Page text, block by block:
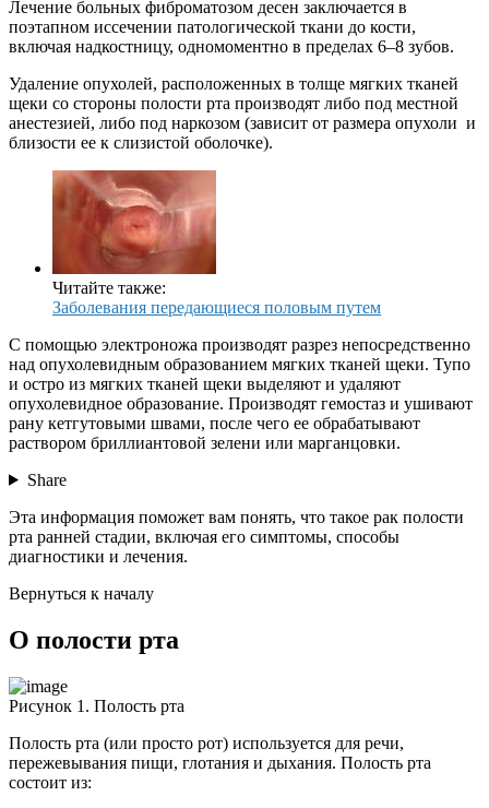
Лечение больных фиброматозом десен заключается в
поэтапном иссечении патологической ткани до кости,
включая надкостницу, одномоментно в пределах 6–8 зубов.
Удаление опухолей, расположенных в толще мягких тканей
щеки со стороны полости рта производят либо под местной
анестезией, либо под наркозом (зависит от размера опухоли и
близости ее к слизистой оболочке).
Читайте также:
Заболевания передающиеся половым путем
С помощью электроножа производят разрез непосредственно
над опухолевидным образованием мягких тканей щеки. Тупо
и остро из мягких тканей щеки выделяют и удаляют
опухолевидное образование. Производят гемостаз и ушивают
рану кетгутовыми швами, после чего ее обрабатывают
раствором бриллиантовой зелени или марганцовки.
Share
Эта информация поможет вам понять, что такое рак полости
рта ранней стадии, включая его симптомы, способы
диагностики и лечения.
Вернуться к началу
О полости рта
Рисунок 1. Полость рта
Полость рта (или просто рот) используется для речи,
пережевывания пищи, глотания и дыхания. Полость рта
состоит из: